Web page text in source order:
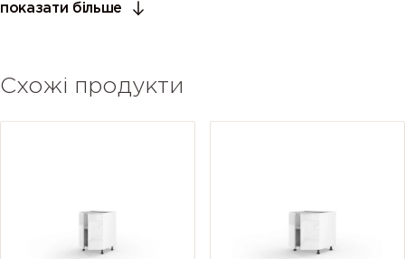
показати більше
Схожі продукти